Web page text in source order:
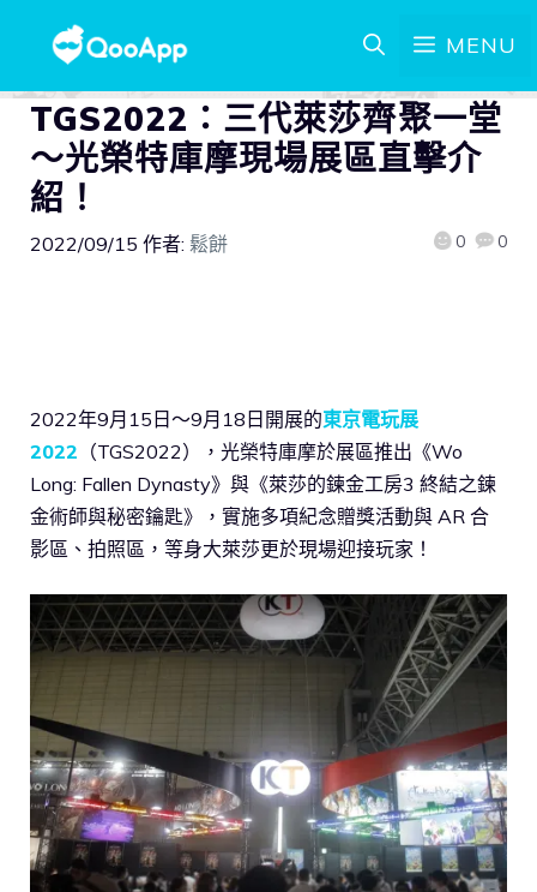
MENU
TGS2022：三代萊莎齊聚一堂
～光榮特庫摩現場展區直擊介
紹！
2022/09/15 作者: 鬆餅 0 0
2022年9月15日～9月18日開展的東京電玩展
2022 （TGS2022），光榮特庫摩於展區推出《Wo
Long: Fallen Dynasty》與《萊莎的鍊金工房3 終結之鍊
金術師與秘密鑰匙》，實施多項紀念贈獎活動與 AR 合
影區、拍照區，等身大萊莎更於現場迎接玩家！